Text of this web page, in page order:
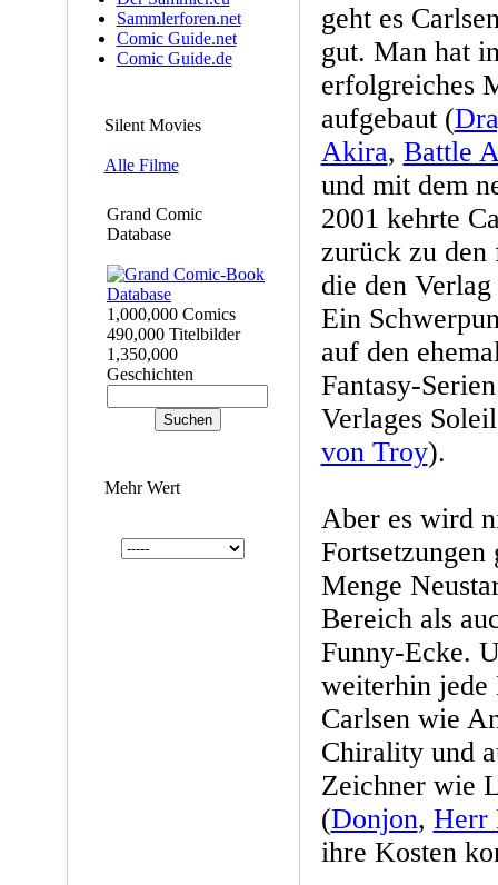
Sammlerforen.net
Comic Guide.net
Comic Guide.de
Silent Movies
Alle Filme
Grand Comic
Database
1,000,000 Comics
490,000 Titelbilder
1,350,000
Geschichten
Mehr Wert
geht es
gut. Man hat
erfolgreiches
aufgebaut (
Akira, Battle
und mit dem
2001 kehrte
zurück zu den
die den
Ein
auf den
Fantasy-
Verlages
von Troy).
Aber es wird
Fortsetzungen
Menge
Bereich als
Funny-Ecke.
weiterhin jede
Carlsen wie
Chirality und
Zeichner wie
(Donjon, Herr
ihre Kosten